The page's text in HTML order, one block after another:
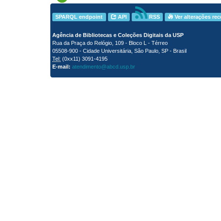
SPARQL endpoint API RSS Ver alterações
Agência de Bibliotecas e Coleções Digitais da USP
Rua da Praça do Relógio, 109 - Bloco L - Térreo
05508-900 - Cidade Universitária, São Paulo, SP - Brasil
Tel: (0xx11) 3091-4195
E-mail: atendimento@abcd.usp.br